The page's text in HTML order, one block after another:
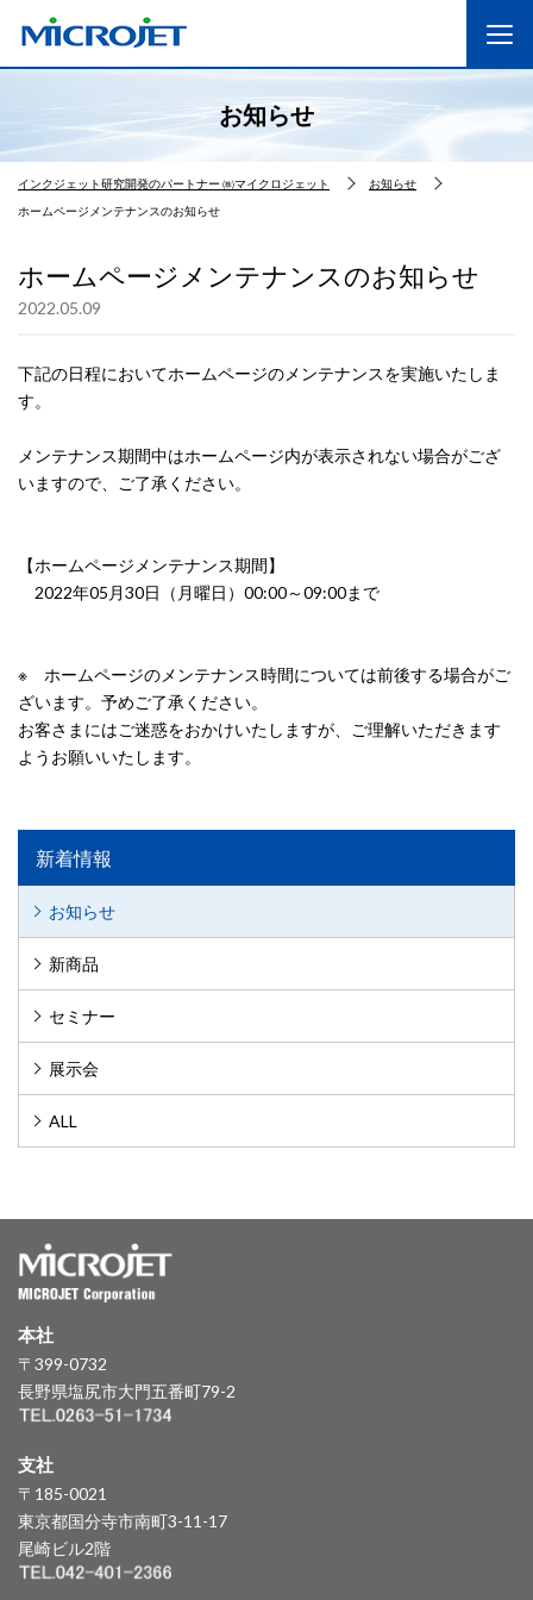
お知らせ
インクジェット研究開発のパートナー ㈱マイクロジェット
お知らせ
ホームページメンテナンスのお知らせ
ホームページメンテナンスのお知らせ
2022.05.09
下記の日程においてホームページのメンテナンスを実施いたしま
す。
メンテナンス期間中はホームページ内が表示されない場合がござ
いますので、ご了承ください。
【ホームページメンテナンス期間】
2022年05月30日（月曜日）00:00～09:00まで
※ ホームページのメンテナンス時間については前後する場合がご
ざいます。予めご了承ください。
お客さまにはご迷惑をおかけいたしますが、ご理解いただきます
ようお願いいたします。
新着情報
お知らせ
新商品
セミナー
展示会
ALL
本社
〒399-0732
長野県塩尻市大門五番町79-2
支社
〒185-0021
東京都国分寺市南町3-11-17
尾崎ビル2階